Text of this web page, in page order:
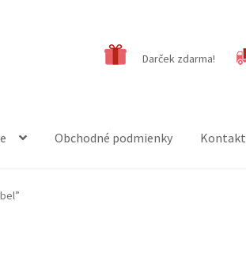
Darček zdarma!
Obchodné podmienky Kontakt